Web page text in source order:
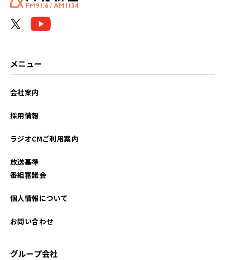
メニュー
会社案内
採用情報
ラジオCMご利用案内
放送基準
番組審議会
個人情報について
お問い合わせ
グループ会社